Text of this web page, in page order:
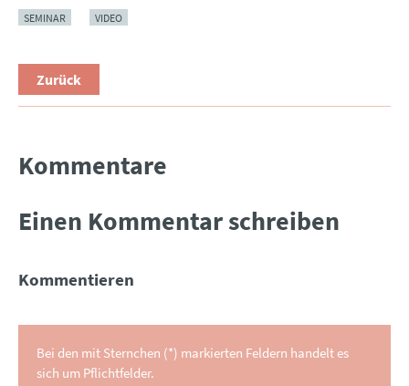
SEMINAR VIDEO
Zurück
Kommentare
Einen Kommentar schreiben
Kommentieren
Bei den mit Sternchen (*) markierten Feldern handelt es
sich um Pflichtfelder.